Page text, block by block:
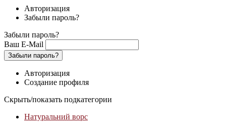
Авторизация
Забыли пароль?
Забыли пароль?
Ваш E-Mail
Забыли пароль?
Авторизация
Создание профиля
Скрыть/показать подкатегории
Натуральний ворс